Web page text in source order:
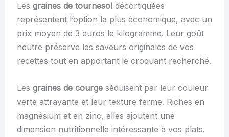
Les graines de tournesoldécortiquées
représentent l’option la plus économique, avec un
prix moyen de 3 euros le kilogramme. Leur goût
neutre préserve les saveurs originales de vos
recettes tout en apportant le croquant recherché.
Les graines de courgeséduisent par leur couleur
verte attrayante et leur texture ferme. Riches en
magnésium et en zinc, elles ajoutent une
dimension nutritionnelle intéressante à vos plats.